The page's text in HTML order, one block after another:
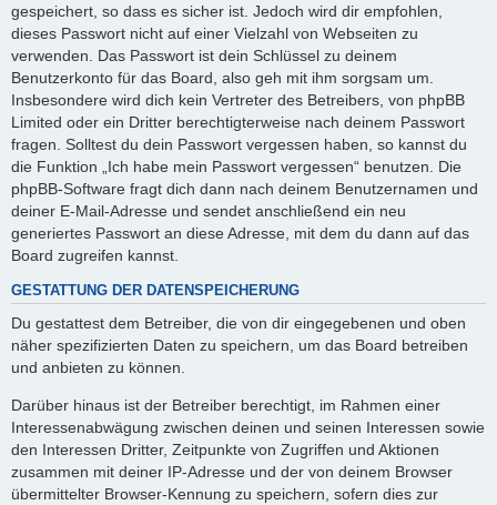
gespeichert, so dass es sicher ist. Jedoch wird dir empfohlen,
dieses Passwort nicht auf einer Vielzahl von Webseiten zu
verwenden. Das Passwort ist dein Schlüssel zu deinem
Benutzerkonto für das Board, also geh mit ihm sorgsam um.
Insbesondere wird dich kein Vertreter des Betreibers, von phpBB
Limited oder ein Dritter berechtigterweise nach deinem Passwort
fragen. Solltest du dein Passwort vergessen haben, so kannst du
die Funktion „Ich habe mein Passwort vergessen“ benutzen. Die
phpBB-Software fragt dich dann nach deinem Benutzernamen und
deiner E-Mail-Adresse und sendet anschließend ein neu
generiertes Passwort an diese Adresse, mit dem du dann auf das
Board zugreifen kannst.
GESTATTUNG DER DATENSPEICHERUNG
Du gestattest dem Betreiber, die von dir eingegebenen und oben
näher spezifizierten Daten zu speichern, um das Board betreiben
und anbieten zu können.
Darüber hinaus ist der Betreiber berechtigt, im Rahmen einer
Interessenabwägung zwischen deinen und seinen Interessen sowie
den Interessen Dritter, Zeitpunkte von Zugriffen und Aktionen
zusammen mit deiner IP-Adresse und der von deinem Browser
übermittelter Browser-Kennung zu speichern, sofern dies zur